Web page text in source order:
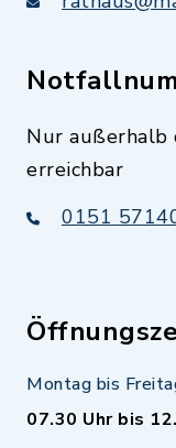
Nur außerhalb
erreichbar
0151
Montag bis
07.30 Uhr bis